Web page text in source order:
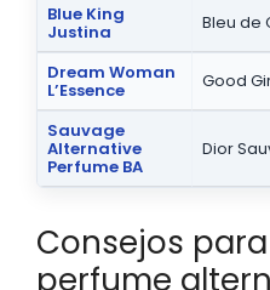
Blue King
Justina Bleu de
Dream Woman
L’Essence Good
Sauvage
Alternative
Perfume BA
Dior
Consejos
perfume